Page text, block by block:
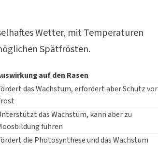
Wetter, mit Temperaturen
Spätfrösten.
auf den Rasen
das Wachstum, erfordert aber Schutz vor
das Wachstum, kann aber zu
führen
die Photosynthese und das Wachstum